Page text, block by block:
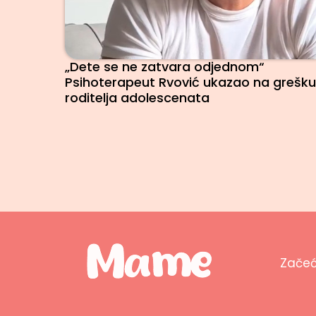
„Dete se ne zatvara odjednom“
Psihoterapeut Rvović ukazao na grešku
roditelja adolescenata